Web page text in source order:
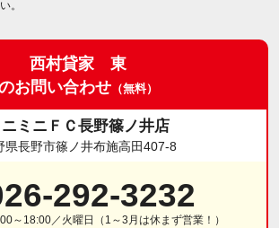
。
西村貸家 東
お問い合わせ （無料）
ニミニＦＣ長野篠ノ井店
県長野市篠ノ井布施高田407-8
292-3232
～18:00／火曜日（1～3月は休まず営業！）